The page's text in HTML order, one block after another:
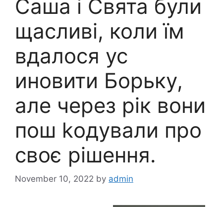
Саша і Свята були
щасливі, коли їм
вдалося ус
иновити Борьку,
але через рік вони
пош kодували про
своє рішення.
November 10, 2022 by admin